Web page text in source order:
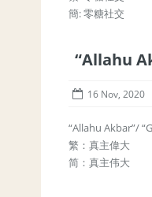
簡: 零糖社交
“Allahu
16 Nov, 2020
“Allahu Akbar”/
繁：真主偉大
简：真主伟大